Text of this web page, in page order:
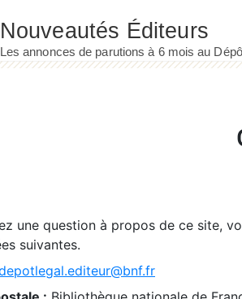
une question à propos de ce site,
suivantes.